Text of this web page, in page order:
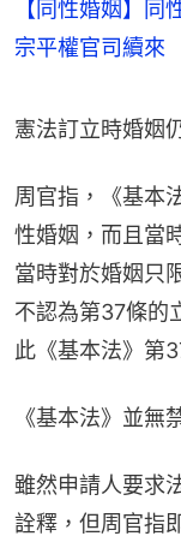
【同性婚姻】
宗平權官司續來
憲法訂立時婚姻
周官指，《基本
性婚姻，而且當
當時對於婚姻只
不認為第37條的
此《基本法》第
《基本法》並無
雖然申請人要求
詮釋，但周官指